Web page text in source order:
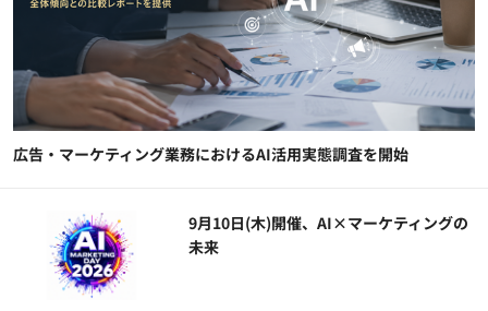
広告・マーケティング業務におけるAI活用実態調査を開始
9月10日(木)開催、AI×マーケティングの
未来